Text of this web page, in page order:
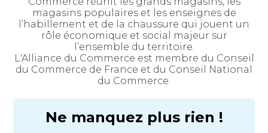
magasins populaires et les enseignes de
l’habillement et de la chaussure qui jouent un
rôle économique et social majeur sur
l’ensemble du territoire.
L'Alliance du Commerce est membre du Conseil
du Commerce de France et du Conseil National
du Commerce.
Ne manquez plus rien !